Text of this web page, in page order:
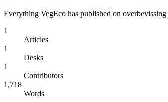
Everything VegEco has published on overbevissing
1
Articles
1
Desks
1
Contributors
1,718
Words